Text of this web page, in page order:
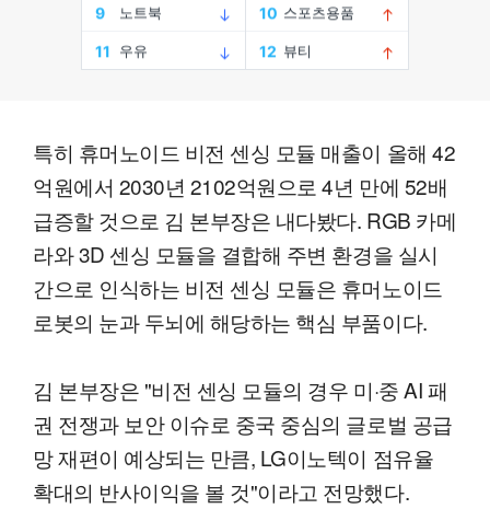
특히 휴머노이드 비전 센싱 모듈 매출이 올해 42
억원에서 2030년 2102억원으로 4년 만에 52배
급증할 것으로 김 본부장은 내다봤다. RGB 카메
라와 3D 센싱 모듈을 결합해 주변 환경을 실시
간으로 인식하는 비전 센싱 모듈은 휴머노이드
로봇의 눈과 두뇌에 해당하는 핵심 부품이다.
김 본부장은 "비전 센싱 모듈의 경우 미·중 AI 패
권 전쟁과 보안 이슈로 중국 중심의 글로벌 공급
망 재편이 예상되는 만큼, LG이노텍이 점유율
확대의 반사이익을 볼 것"이라고 전망했다.